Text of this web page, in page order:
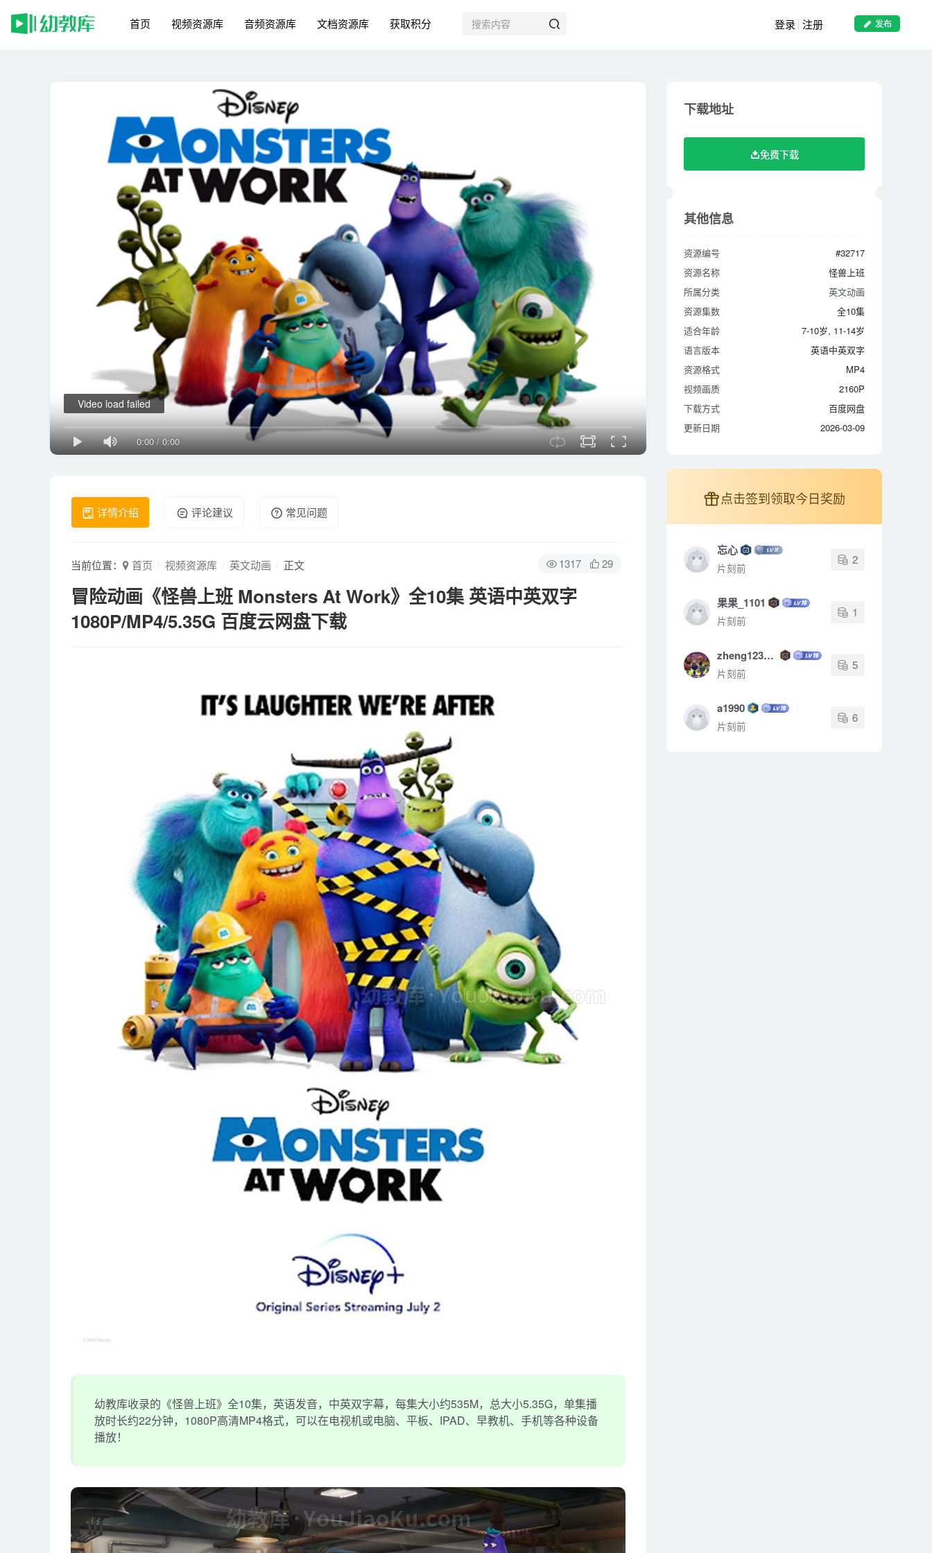
首页 视频资源库 音频资源库 文档资源库 获取积分 发布
登录 注册
0:00/0:00
Video load failed
详情介绍 评论建议 常见问题
1317 29
当前位置： 首页 视频资源库 英文动画 正文
冒险动画《怪兽上班 Monsters At Work》全10集 英语中英双字
1080P/MP4/5.35G 百度云网盘下载
幼教库收录的《怪兽上班》全10集，英语发音，中英双字幕，每集大小约535M，总大小5.35G，单集播
放时长约22分钟，1080P高清MP4格式，可以在电视机或电脑、平板、IPAD、早教机、手机等各种设备
播放！
免费下载
资源名称
怪兽上班
所属分类
英文动画
资源集数
全10集
适合年龄
7-10岁, 11-14岁
语言版本
英语中英双字
资源格式
MP4
视频画质
2160P
下载方式
百度网盘
更新日期
2026-03-09
下载地址
免费下载
其他信息
资源编号
#32717
资源名称
怪兽上班
所属分类
英文动画
资源集数
全10集
适合年龄
7-10岁, 11-14岁
语言版本
英语中英双字
资源格式
MP4
视频画质
2160P
下载方式
百度网盘
更新日期
2026-03-09
点击签到领取今日奖励
忘心
片刻前
2
果果_1101
片刻前
1
zheng123123
片刻前
5
a1990
片刻前
6